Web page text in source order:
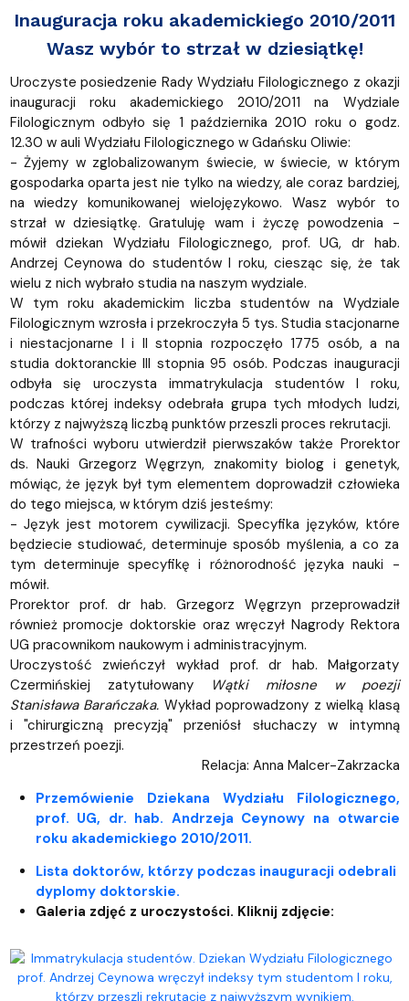
Inauguracja roku akademickiego 2010/2011
Wasz wybór to strzał w dziesiątkę!
Uroczyste posiedzenie Rady Wydziału Filologicznego z okazji
inauguracji roku akademickiego 2010/2011 na Wydziale
Filologicznym odbyło się 1 października 2010 roku o godz.
12.30 w auli Wydziału Filologicznego w Gdańsku Oliwie:
- Żyjemy w zglobalizowanym świecie, w świecie, w którym
gospodarka oparta jest nie tylko na wiedzy, ale coraz bardziej,
na wiedzy komunikowanej wielojęzykowo. Wasz wybór to
strzał w dziesiątkę. Gratuluję wam i życzę powodzenia -
mówił dziekan Wydziału Filologicznego, prof. UG, dr hab.
Andrzej Ceynowa do studentów I roku, ciesząc się, że tak
wielu z nich wybrało studia na naszym wydziale.
W tym roku akademickim liczba studentów na Wydziale
Filologicznym wzrosła i przekroczyła 5 tys. Studia stacjonarne
i niestacjonarne I i II stopnia rozpoczęło 1775 osób, a na
studia doktoranckie III stopnia 95 osób. Podczas inauguracji
odbyła się uroczysta immatrykulacja studentów I roku,
podczas której indeksy odebrała grupa tych młodych ludzi,
którzy z najwyższą liczbą punktów przeszli proces rekrutacji.
W trafności wyboru utwierdził pierwszaków także Prorektor
ds. Nauki Grzegorz Węgrzyn, znakomity biolog i genetyk,
mówiąc, że język był tym elementem doprowadził człowieka
do tego miejsca, w którym dziś jesteśmy:
- Język jest motorem cywilizacji. Specyfika języków, które
będziecie studiować, determinuje sposób myślenia, a co za
tym determinuje specyfikę i różnorodność języka nauki -
mówił.
Prorektor prof. dr hab. Grzegorz Węgrzyn przeprowadził
również promocje doktorskie oraz wręczył Nagrody Rektora
UG pracownikom naukowym i administracyjnym.
Uroczystość zwieńczył wykład prof. dr hab. Małgorzaty
Czermińskiej zatytułowany
Wątki miłosne w poezji
Stanisława Barańczaka. Wykład poprowadzony z wielką klasą
i "chirurgiczną precyzją" przeniósł słuchaczy w intymną
przestrzeń poezji.
Relacja: Anna Malcer-Zakrzacka
Przemówienie Dziekana Wydziału Filologicznego,
prof. UG, dr. hab. Andrzeja Ceynowy na otwarcie
roku akademickiego 2010/2011.
Lista doktorów, którzy podczas inauguracji odebrali
dyplomy doktorskie.
Galeria zdjęć z uroczystości. Kliknij zdjęcie: